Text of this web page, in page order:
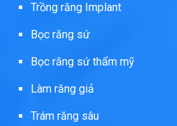
Trồng răng Implant
Bọc răng sứ
Bọc răng sứ thẩm mỹ
Làm răng giả
Trám răng sâu